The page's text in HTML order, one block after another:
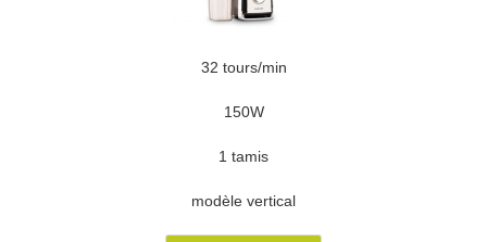
32 tours/min
150W
1 tamis
modèle vertical